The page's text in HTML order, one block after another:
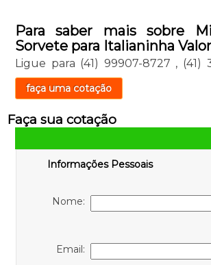
Para saber mais sobre
Sorvete para Italianinha
Ligue para (41) 99907-8727 , (41)
faça uma cotação
Faça sua cotação
Informações Pessoais
Nome:
Email: